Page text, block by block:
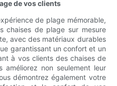
de vos clients
de plage mémorable,
chaises de plage sur mesure
avec des matériaux durables
garantissant un confort et un
à vos clients des chaises de
non seulement leur
démontrez également votre